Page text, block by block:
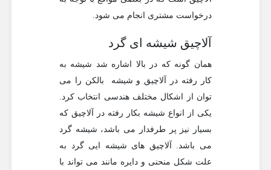
درخواست مشتری انجام می شود.
آلاچیق شیشه ای گرد
همان گونه که در بالا اشاره شد شیشه به
کار رفته در آلاچیق و شیشه بالکن را می
توان از اشکال مختلف هندسی انتخاب کرد.
یکی از انواع شیشه بکار رفته در آلاچیق که
بسیار نیز پر طرفدار می باشد، شیشه گرد
می باشد. آلاچیق های شیشه ایی گرد به
علت شکل منحنی و دایره مانند می تواند با